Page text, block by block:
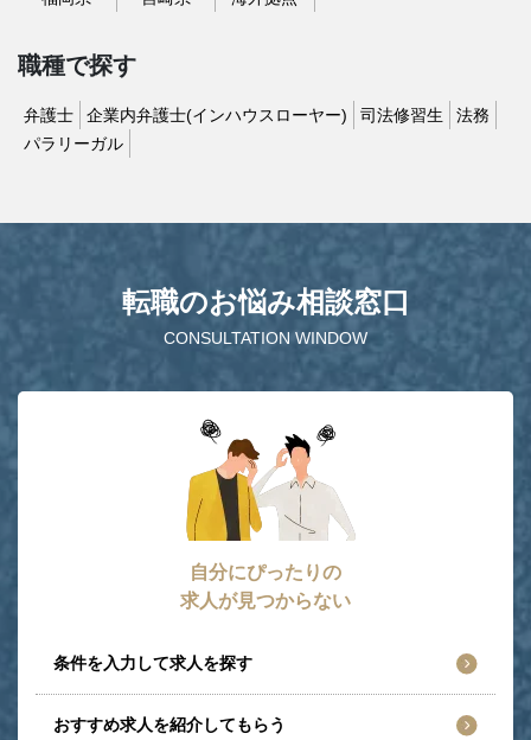
職種で探す
弁護士 企業内弁護士(インハウスローヤー) 司法修習生
法務
パラリーガル
CONSULTATION WINDOW
転職のお悩み相談窓口
自分にぴったりの
求人が見つからない
条件を入力して求人を探す
おすすめ求人を紹介してもらう